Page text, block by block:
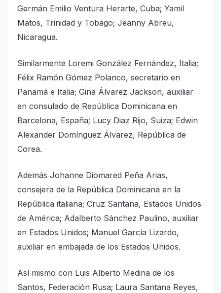
Germán Emilio Ventura Herarte, Cuba; Yamil
Matos, Trinidad y Tobago; Jeanny Abreu,
Nicaragua.
Similarmente Loremi González Fernández, Italia;
Félix Ramón Gómez Polanco, secretario en
Panamá e Italia; Gina Álvarez Jackson, auxiliar
en consulado de República Dominicana en
Barcelona, España; Lucy Diaz Rijo, Suiza; Edwin
Alexander Domínguez Álvarez, República de
Corea.
Además Johanne Diomared Peña Arias,
consejera de la República Dominicana en la
República italiana; Cruz Santana, Estados Unidos
de América; Adalberto Sánchez Paulino, auxiliar
en Estados Unidos; Manuel García Lizardo,
auxiliar en embajada de los Estados Unidos.
Así mismo con Luis Alberto Medina de los
Santos, Federación Rusa; Laura Santana Reyes,